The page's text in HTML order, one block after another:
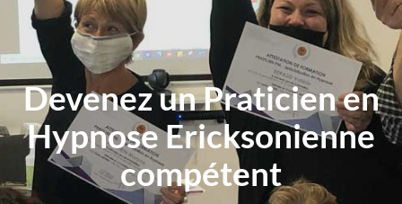
Devenez un Praticien en
Hypnose Ericksonienne
compétent